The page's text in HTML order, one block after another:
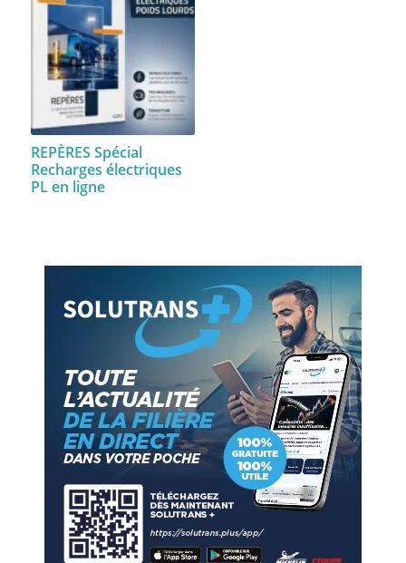
REPÈRES Spécial
Recharges électriques
PL en ligne